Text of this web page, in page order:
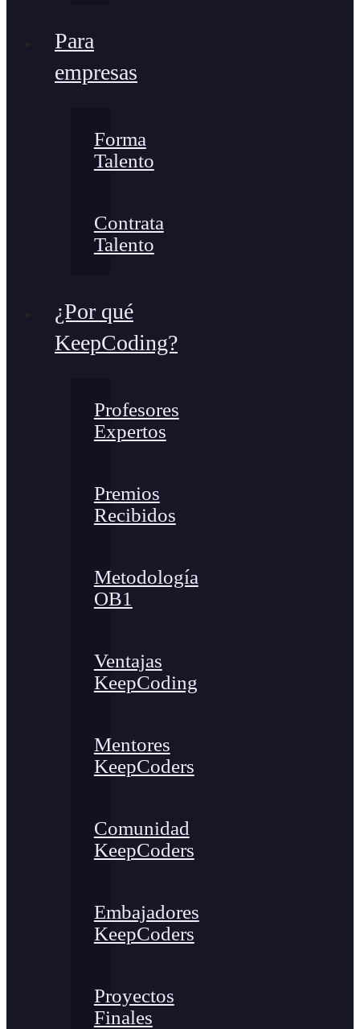
Para
empresas
Forma
Talento
Contrata
Talento
¿Por qué
KeepCoding?
Profesores
Expertos
Premios
Recibidos
Metodología
OB1
Ventajas
KeepCoding
Mentores
KeepCoders
Comunidad
KeepCoders
Embajadores
KeepCoders
Proyectos
Finales